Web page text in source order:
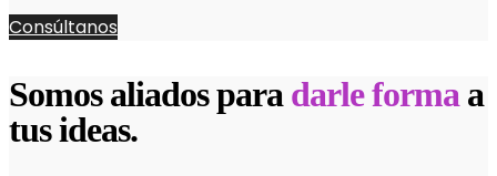
Consúltanos
Somos aliados para darle forma a
tus ideas.